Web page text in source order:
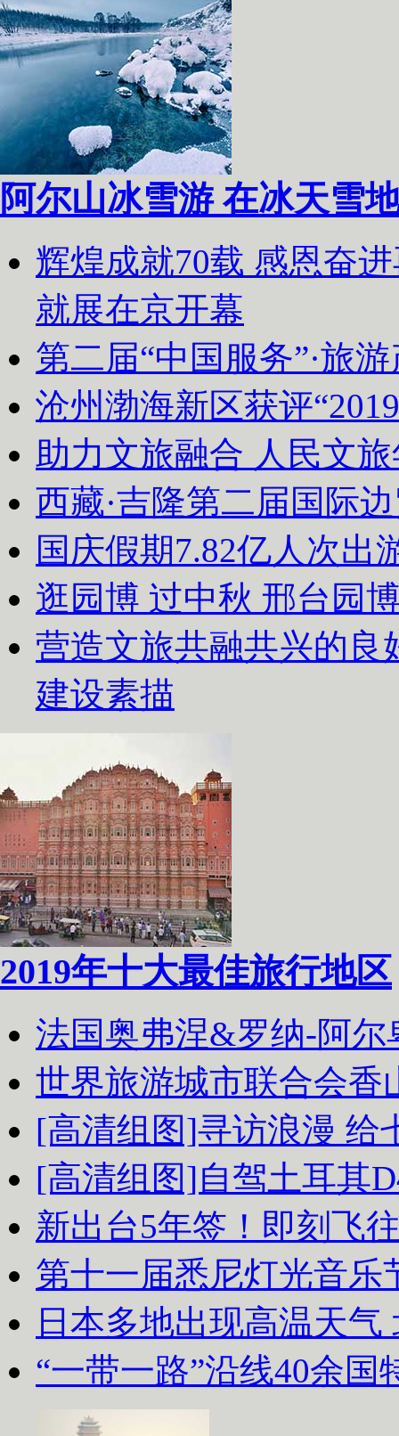
阿尔山冰雪游 在冰天雪
辉煌成就70载 感恩奋
就展在京开幕
第二届“中国服务”·旅
沧州渤海新区获评
助力文旅融合 人民文
西藏·吉隆第二届国际
国庆假期7.82亿人次出
逛园博 过中秋 邢台园
营造文旅共融共兴的良
建设素描
2019年十大最佳旅行地区
法国奥弗涅&罗纳-阿
世界旅游城市联合会香
[高清组图]寻访浪漫 给
[高清组图]自驾土耳其
新出台5年签！即刻飞
第十一届悉尼灯光音乐
日本多地出现高温天
“一带一路”沿线40余国